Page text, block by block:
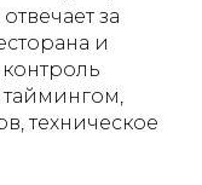
за
и
таймингом,
техническое